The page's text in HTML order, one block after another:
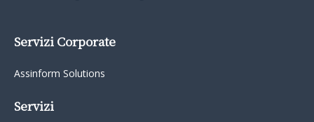
Servizi Corporate
Assinform Solutions
Servizi